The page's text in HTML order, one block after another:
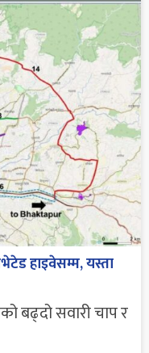
हाइवेसम्म, यस्ता
बढ्दो सवारी चाप र